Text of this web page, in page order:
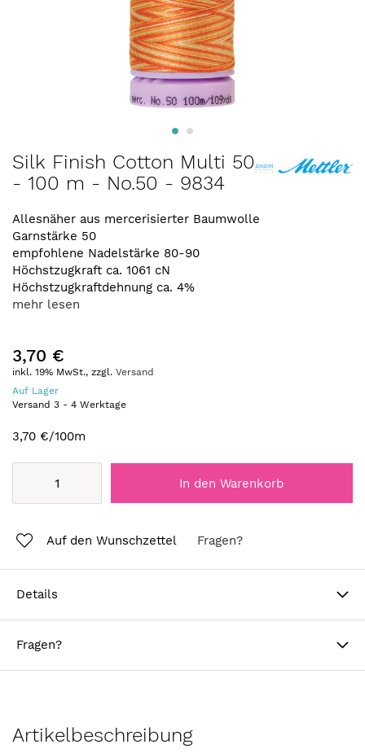
Zum
Anfang
der
springen
Silk Finish Cotton Multi 50
- 100 m - No.50 - 9834
Allesnäher aus mercerisierter Baumwolle
Garnstärke 50
empfohlene Nadelstärke 80-90
Höchstzugkraft ca. 1061 cN
Höchstzugkraftdehnung ca. 4%
mehr lesen
3,70 €
inkl. 19% MwSt., zzgl. Versand
Auf Lager
Versand 3 - 4 Werktage
3,70 €/100m
In den Warenkorb
Auf den Wunschzettel Fragen?
Details
Fragen?
Artikelbeschreibung